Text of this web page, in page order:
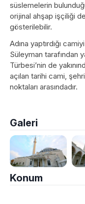
süslemelerin
orijinal ahşap işçiliği de
gösterilebilir.
Adına yaptırdığı
Süleyman tarafından
Türbesi’nin de
açılan tarihi cami,
noktaları arasındadır.
Galeri
Konum